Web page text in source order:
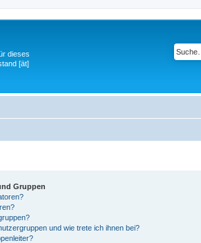
dieses
[ät]
Gruppen
und wie trete ich ihnen bei?